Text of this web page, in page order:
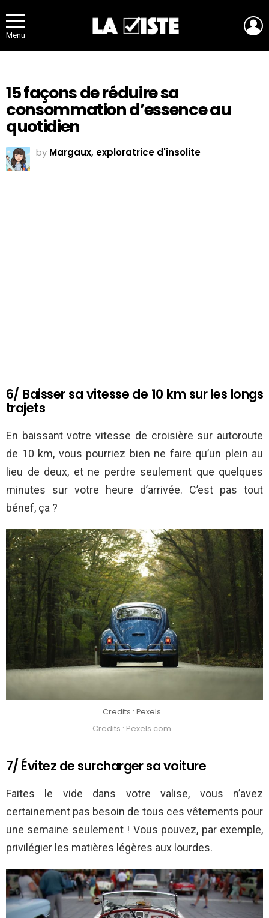
Menu
15 façons de réduire sa
consommation d’essence au
quotidien
by Margaux, exploratrice d'insolite
6/ Baisser sa vitesse de 10 km sur les longs
trajets
En baissant votre vitesse de croisière sur autoroute
de 10 km, vous pourriez bien ne faire qu’un plein au
lieu de deux, et ne perdre seulement que quelques
minutes sur votre heure d’arrivée. C’est pas tout
bénef, ça ?
Credits : Pexels
Credits : Pexels.com
7/ Évitez de surcharger sa voiture
Faites le vide dans votre valise, vous n’avez
certainement pas besoin de tous ces vêtements pour
une semaine seulement ! Vous pouvez, par exemple,
privilégier les matières légères aux lourdes.